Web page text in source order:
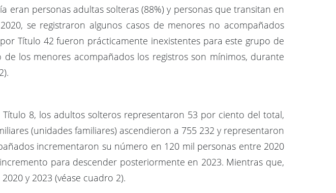
eran personas adultas solteras (88%) y personas que transitan en
se registraron algunos casos de menores no acompañados
Título 42 fueron prácticamente inexistentes para este grupo de
los menores acompañados los registros son mínimos, durante
8, los adultos solteros representaron 53 por ciento del total,
(unidades familiares) ascendieron a 755 232 y representaron
incrementaron su número en 120 mil personas entre 2020
para descender posteriormente en 2023. Mientras que,
y 2023 (véase cuadro 2).